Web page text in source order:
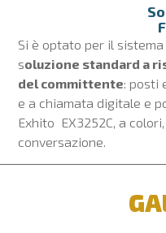
Si è optato per il
soluzione standard a
del committente: posti
e a chiamata digitale e
Exhito EX3252C, a
conversazione.